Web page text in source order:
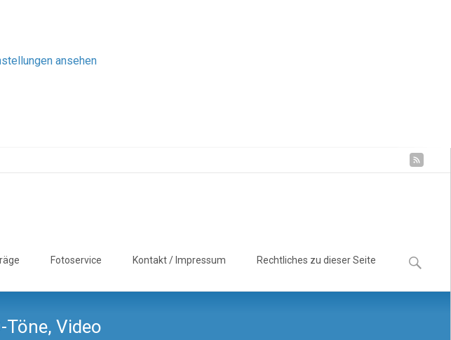
ansehen
Fotoservice Kontakt / Impressum Rechtliches zu dieser Seite
Suchen
nach:
Video